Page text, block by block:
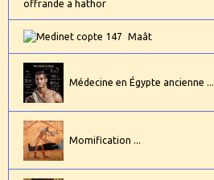
Maât
Médecine en Égypte ancienne ...
Momification ...